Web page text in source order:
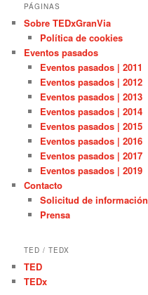
PÁGINAS
Sobre TEDxGranVia
Política de cookies
Eventos pasados
Eventos pasados | 2011
Eventos pasados | 2012
Eventos pasados | 2013
Eventos pasados | 2014
Eventos pasados | 2015
Eventos pasados | 2016
Eventos pasados | 2017
Eventos pasados | 2019
Contacto
Solicitud de información
Prensa
TED / TEDX
TED
TEDx